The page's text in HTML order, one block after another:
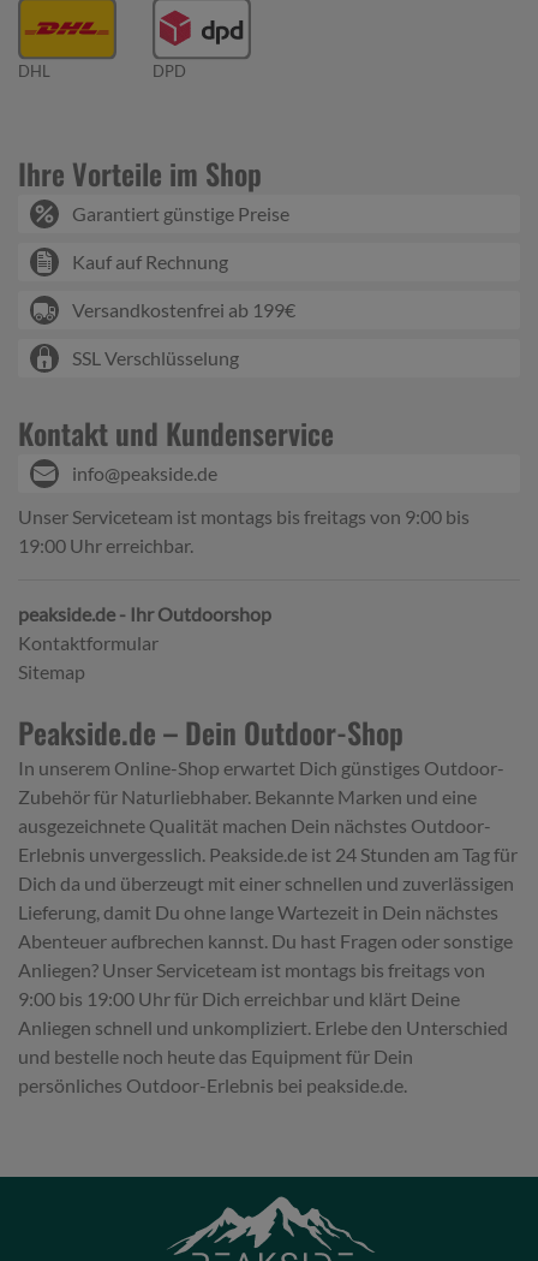
DHL DPD
Ihre Vorteile im Shop
Garantiert günstige Preise
Kauf auf Rechnung
Versandkostenfrei ab 199€
SSL Verschlüsselung
Kontakt und Kundenservice
info@peakside.de
Unser Serviceteam ist montags bis freitags von 9:00 bis
19:00 Uhr erreichbar.
peakside.de - Ihr Outdoorshop
Kontaktformular
Sitemap
Peakside.de – Dein Outdoor-Shop
In unserem Online-Shop erwartet Dich günstiges Outdoor-
Zubehör für Naturliebhaber. Bekannte Marken und eine
ausgezeichnete Qualität machen Dein nächstes Outdoor-
Erlebnis unvergesslich. Peakside.de ist 24 Stunden am Tag für
Dich da und überzeugt mit einer schnellen und zuverlässigen
Lieferung, damit Du ohne lange Wartezeit in Dein nächstes
Abenteuer aufbrechen kannst. Du hast Fragen oder sonstige
Anliegen? Unser Serviceteam ist montags bis freitags von
9:00 bis 19:00 Uhr für Dich erreichbar und klärt Deine
Anliegen schnell und unkompliziert. Erlebe den Unterschied
und bestelle noch heute das Equipment für Dein
persönliches Outdoor-Erlebnis bei peakside.de.